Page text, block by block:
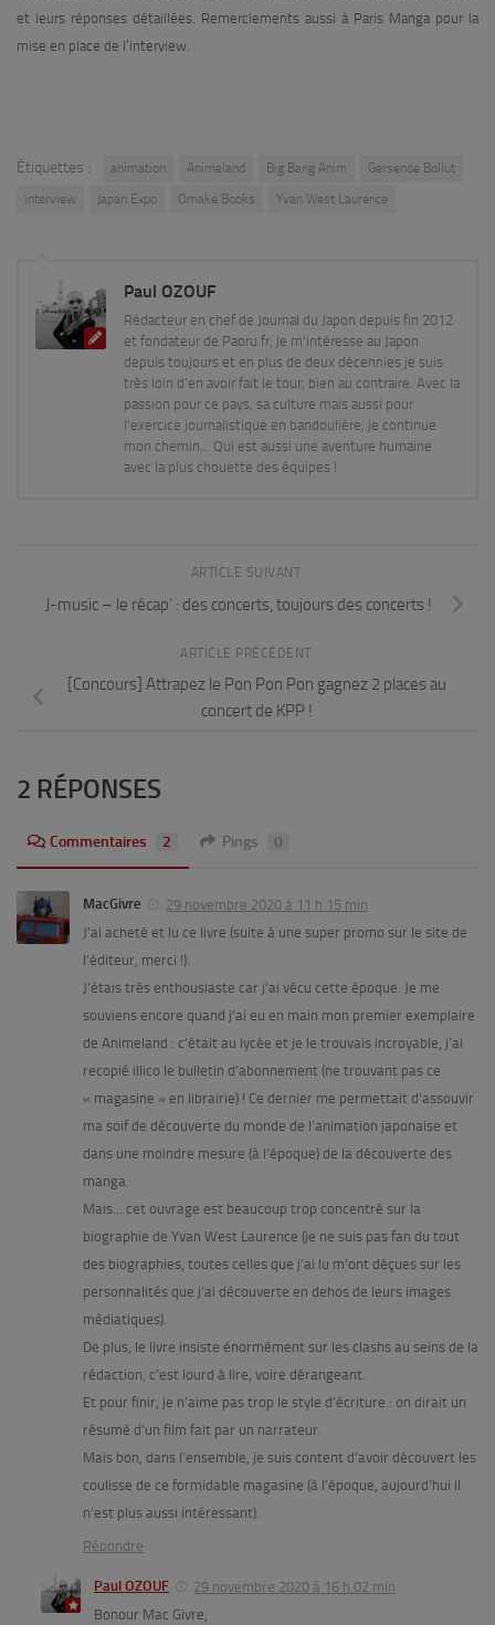
et leurs réponses détaillées. Remerciements aussi à Paris Manga pour la
mise en place de l’interview.
Étiquettes : animation Animeland Big Bang Anim
Gersende Bollut
interview
Japan Expo Omake Books Yvan West Laurence
Paul OZOUF
Rédacteur en chef de Journal du Japon depuis fin 2012
et fondateur de Paoru.fr, je m'intéresse au Japon
depuis toujours et en plus de deux décennies je suis
très loin d'en avoir fait le tour, bien au contraire. Avec la
passion pour ce pays, sa culture mais aussi pour
l'exercice journalistique en bandoulière, je continue
mon chemin... Qui est aussi une aventure humaine
avec la plus chouette des équipes !
ARTICLE SUIVANT
J-music – le récap’ : des concerts, toujours des concerts !
ARTICLE PRÉCÉDENT
[Concours] Attrapez le Pon Pon Pon gagnez 2 places au
concert de KPP !
2 RÉPONSES
Commentaires 2 Pings 0
MacGivre
29 novembre 2020 à 11 h 15 min
J’ai acheté et lu ce livre (suite à une super promo sur le site de
l’éditeur, merci !).
J’étais très enthousiaste car j’ai vécu cette époque. Je me
souviens encore quand j’ai eu en main mon premier exemplaire
de Animeland : c’était au lycée et je le trouvais incroyable, j’ai
recopié illico le bulletin d’abonnement (ne trouvant pas ce
« magasine » en librairie) ! Ce dernier me permettait d’assouvir
ma soif de découverte du monde de l’animation japonaise et
dans une moindre mesure (à l’époque) de la découverte des
manga.
Mais… cet ouvrage est beaucoup trop concentré sur la
biographie de Yvan West Laurence (je ne suis pas fan du tout
des biographies, toutes celles que j’ai lu m’ont déçues sur les
personnalités que j’ai découverte en dehos de leurs images
médiatiques).
De plus, le livre insiste énormément sur les clashs au seins de la
rédaction, c’est lourd à lire, voire dérangeant.
Et pour finir, je n’aime pas trop le style d’écriture : on dirait un
résumé d’un film fait par un narrateur.
Mais bon, dans l’ensemble, je suis content d’avoir découvert les
coulisse de ce formidable magasine (à l’époque, aujourd’hui il
n’est plus aussi intéressant).
Répondre
Paul OZOUF
29 novembre 2020 à 16 h 02 min
Bonour Mac Givre,